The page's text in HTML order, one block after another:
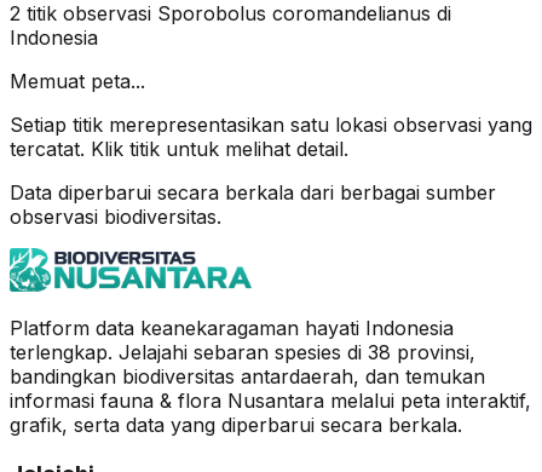
2 titik observasi Sporobolus coromandelianus di
Indonesia
Memuat peta...
Setiap titik merepresentasikan satu lokasi observasi yang
tercatat. Klik titik untuk melihat detail.
Data diperbarui secara berkala dari berbagai sumber
observasi biodiversitas.
Platform data keanekaragaman hayati Indonesia
terlengkap. Jelajahi sebaran spesies di 38 provinsi,
bandingkan biodiversitas antardaerah, dan temukan
informasi fauna & flora Nusantara melalui peta interaktif,
grafik, serta data yang diperbarui secara berkala.